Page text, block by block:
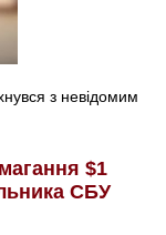
з невідомим
$1
СБУ